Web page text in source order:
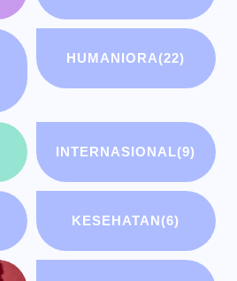
HUMANIORA(22)
INTERNASIONAL(9)
KESEHATAN(6)